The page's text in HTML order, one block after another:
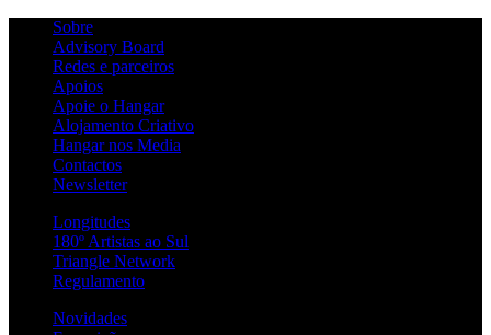
Sobre
Advisory Board
Redes e parceiros
Apoios
Apoie o Hangar
Alojamento Criativo
Hangar nos Media
Contactos
Newsletter
Longitudes
180º Artistas ao Sul
Triangle Network
Regulamento
Novidades